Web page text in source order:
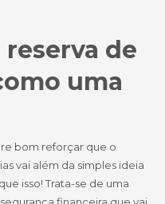
de
uma
bom reforçar que o
vai além da simples ideia
isso! Trata-se de uma